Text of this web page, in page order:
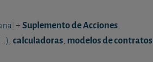
+Suplemento de Acciones.
calculadoras, modelos de contratos